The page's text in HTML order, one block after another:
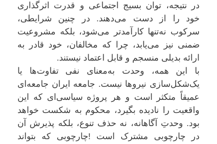
در نتیجه، توان بسیج اجتماعی و قدرت اثرگذاری
خود را از دست می‌دهند. در چنین شرایطی،
سرکوب نه‌تنها کارآمدتر می‌شود، بلکه مشروعیت
ضمنی نیز می‌یابد، چرا که مخالفان، خود قادر به
ارائه بدیلی منسجم و قابل اعتماد نیستند.
با این همه، وحدت به‌معنای نفی تفاوت‌ها یا
یک‌شکل‌سازی نیروها نیست. جامعه ایران جامعه‌ای
عمیقاً متکثر است و هر پروژه سیاسی‌ای که این
واقعیت را نادیده بگیرد، محکوم به شکست خواهد
بود. وحدتِ آگاهانه، نه حذف تنوع، بلکه پذیرش آن
در چارچوبی مشترک است !چارچوبی که بتواند